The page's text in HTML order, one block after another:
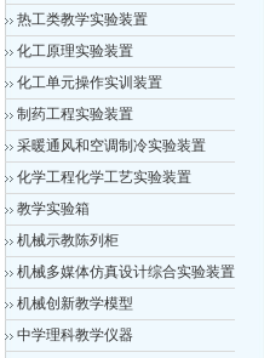
热工类教学实验装置
化工原理实验装置
化工单元操作实训装置
制药工程实验装置
采暖通风和空调制冷实验装置
化学工程化学工艺实验装置
教学实验箱
机械示教陈列柜
机械多媒体仿真设计综合实验装置
机械创新教学模型
中学理科教学仪器